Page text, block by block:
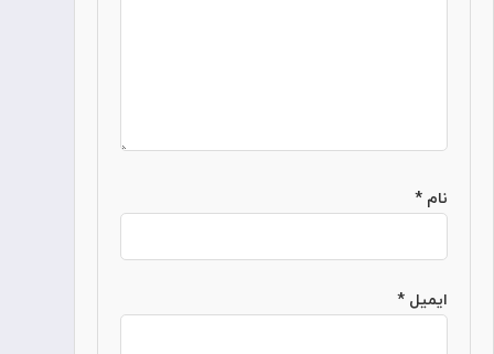
نام *
ایمیل *